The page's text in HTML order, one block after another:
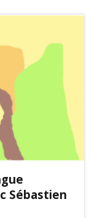
Sébastien